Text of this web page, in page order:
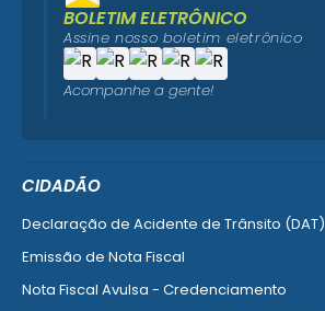
CIDADÃO
Declaração de Acidente de Trânsito (DAT)
Emissão de Nota Fiscal
Nota Fiscal Avulsa - Credenciamento
BOLETIM ELETRÔNICO
Assine nosso boletim eletrônico
Acompanhe a gente!